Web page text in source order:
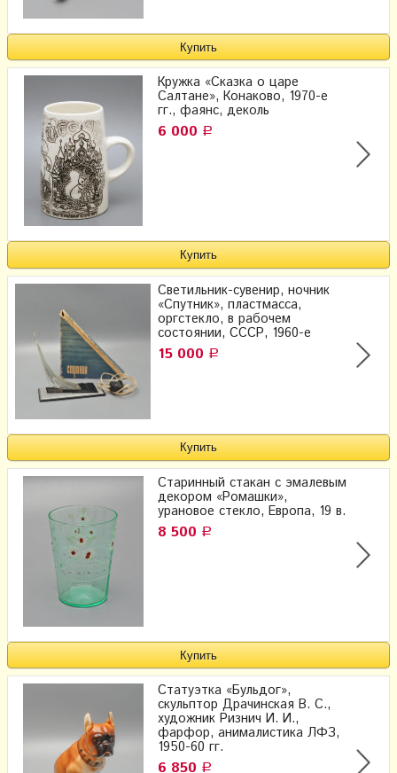
Кружка «Сказка о царе
Салтане», Конаково, 1970-е
гг., фаянс, деколь
6 000 Р
Светильник-сувенир, ночник
«Спутник», пластмасса,
оргстекло, в рабочем
состоянии, СССР, 1960-е
15 000 Р
Старинный стакан с эмалевым
декором «Ромашки»,
урановое стекло, Европа, 19 в.
8 500 Р
Статуэтка «Бульдог»,
скульптор Драчинская В. С.,
художник Ризнич И. И.,
фарфор, анималистика ЛФЗ,
1950-60 гг.
6 850 Р